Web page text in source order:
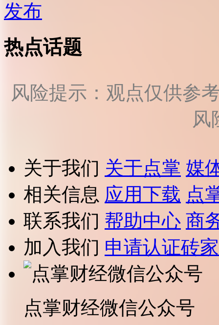
发布
热点话题
风险提示：观点仅供参
风
关于我们 关于点掌 媒
相关信息 应用下载 点
联系我们 帮助中心 商
加入我们 申请认证砖家
点掌财经微信公众号